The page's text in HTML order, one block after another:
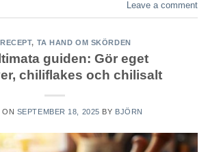
Leave a comment
, TA HAND OM SKÖRDEN
guiden: Gör eget
chiliflakes och chilisalt
ON SEPTEMBER 18, 2025 BY BJÖRN